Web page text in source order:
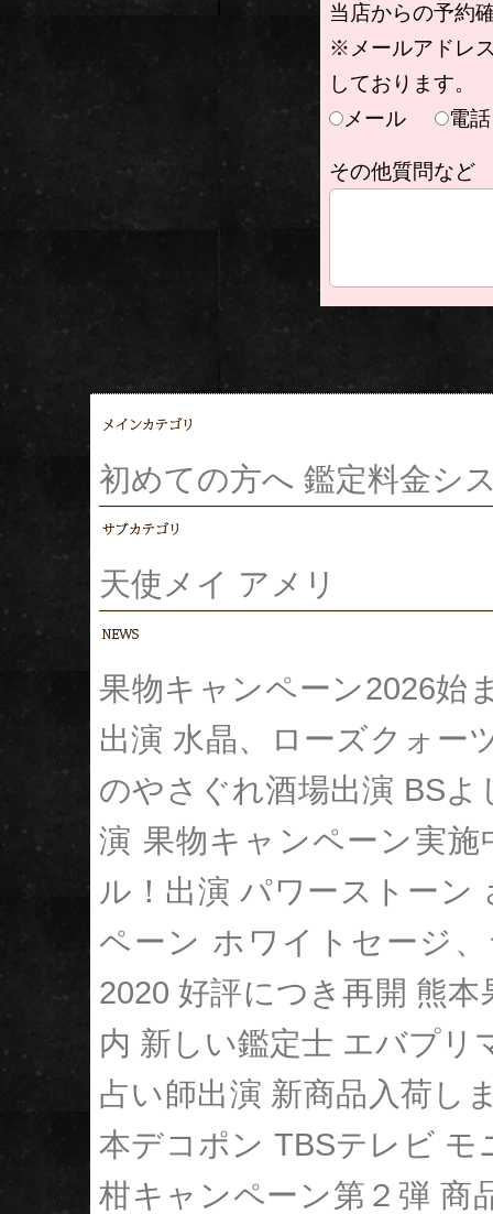
当店からの予約
※メールアドレ
しております。
メール
電話
その他質問など
初めての方へ 鑑定料金シ
天使メイ アメリ
果物キャンペーン2026始
出演 水晶、ローズクォー
のやさぐれ酒場出演​​​​ BSよ
演​​​​ 果物キャンペーン実施
ル！出演 パワーストーン
ペーン ホワイトセージ
2020 好評につき再開 熊
内 新しい鑑定士 エバプリ
占い師出演 新商品入荷し
本デコポン TBSテレビ
柑キャンペーン第２弾 商